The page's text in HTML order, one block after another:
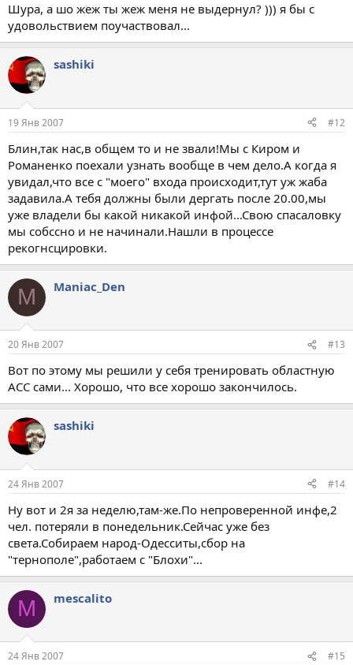
Шура, а шо жеж ты жеж меня не выдернул? ))) я бы с
удовольствием поучаствовал...
sashiki
19 Янв 2007 #12
Блин,так нас,в общем то и не звали!Мы с Киром и
Романенко поехали узнать вообще в чем дело.А когда я
увидал,что все с "моего" входа происходит,тут уж жаба
задавила.А тебя должны были дергать после 20.00,мы
уже владели бы какой никакой инфой...Свою спасаловку
мы собссно и не начинали.Нашли в процессе
рекогнсцировки.
M Maniac_Den
20 Янв 2007 #13
Вот по этому мы решили у себя тренировать областную
АСС сами... Хорошо, что все хорошо закончилось.
sashiki
24 Янв 2007 #14
Ну вот и 2я за неделю,там-же.По непроверенной инфе,2
чел. потеряли в понедельник.Сейчас уже без
света.Собираем народ-Одесситы,сбор на
"тернополе",работаем с "Блохи"...
M mescalito
24 Янв 2007 #15